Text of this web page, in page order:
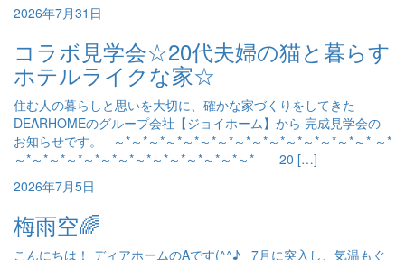
2026年7月31日
コラボ見学会☆20代夫婦の猫と暮らす
ホテルライクな家☆
住む人の暮らしと思いを大切に、確かな家づくりをしてきた
DEARHOMEのグループ会社【ジョイホーム】から 完成見学会の
お知らせです。 ～*～*～*～*～*～*～*～*～*～*～*～*～*～*～* ～*
～*～*～*～*～*～*～*～*～*～*～*～*～*～* 20 […]
2026年7月5日
梅雨空🌈
こんにちは！ ディアホームのAです(^^♪ 7月に突入し、気温もぐ